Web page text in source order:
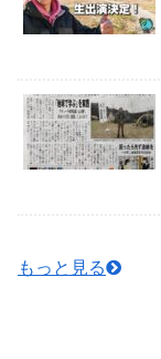
もっと見る